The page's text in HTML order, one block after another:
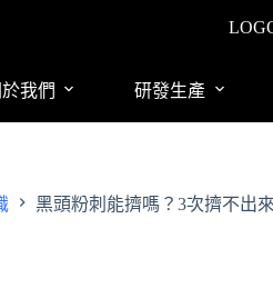
於我們 研發生產
黑頭粉刺能擠嗎？3次擠不出